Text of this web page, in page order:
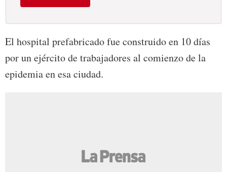
El hospital prefabricado fue construido en 10 días
por un ejército de trabajadores al comienzo de la
epidemia en esa ciudad.